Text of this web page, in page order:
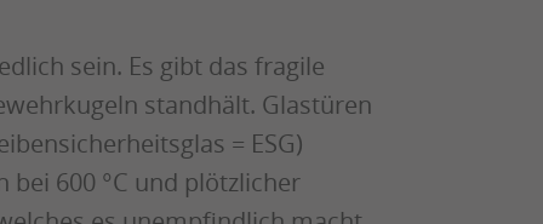
sein. Es gibt das fragile
standhält. Glastüren
= ESG)
600 °C und plötzlicher